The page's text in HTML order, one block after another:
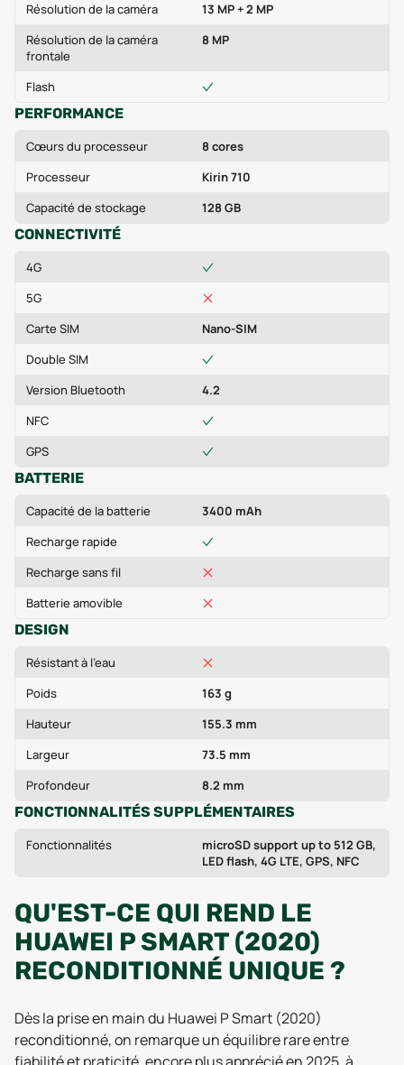
Résolution de la caméra
13 MP + 2 MP
Résolution de la caméra
frontale
8 MP
Flash
PERFORMANCE
Cœurs du processeur
8 cores
Processeur
Kirin 710
Capacité de stockage
128 GB
CONNECTIVITÉ
4G
5G
Carte SIM
Nano-SIM
Double SIM
Version Bluetooth
4.2
NFC
GPS
BATTERIE
Capacité de la batterie
3400 mAh
Recharge rapide
Recharge sans fil
Batterie amovible
DESIGN
Résistant à l'eau
Poids
163 g
Hauteur
155.3 mm
Largeur
73.5 mm
Profondeur
8.2 mm
FONCTIONNALITÉS SUPPLÉMENTAIRES
Fonctionnalités
microSD support up to 512 GB,
LED flash, 4G LTE, GPS, NFC
QU'EST-CE QUI REND LE
HUAWEI P SMART (2020)
RECONDITIONNÉ UNIQUE ?
Dès la prise en main du Huawei P Smart (2020)
reconditionné, on remarque un équilibre rare entre